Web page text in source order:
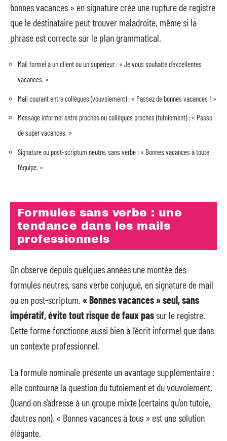
bonnes vacances » en signature crée une rupture de registre
que le destinataire peut trouver maladroite, même si la
phrase est correcte sur le plan grammatical.
Mail formel à un client ou un supérieur : « Je vous souhaite d’excellentes
vacances. »
Mail courant entre collègues (vouvoiement) : « Passez de bonnes vacances ! »
Message informel entre proches ou collègues proches (tutoiement) : « Passe
de super vacances. »
Signature ou post-scriptum neutre, sans verbe : « Bonnes vacances à toute
l’équipe. »
Formules sans verbe : une
tendance dans les mails
professionnels
On observe depuis quelques années une montée des
formules neutres, sans verbe conjugué, en signature de mail
ou en post-scriptum. « Bonnes vacances » seul, sans
impératif, évite tout risque de faux passur le registre.
Cette forme fonctionne aussi bien à l’écrit informel que dans
un contexte professionnel.
La formule nominale présente un avantage supplémentaire :
elle contourne la question du tutoiement et du vouvoiement.
Quand on s’adresse à un groupe mixte (certains qu’on tutoie,
d’autres non), « Bonnes vacances à tous » est une solution
élégante.